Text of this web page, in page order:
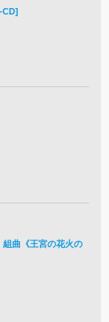
CD]
組曲《王宮の花火の